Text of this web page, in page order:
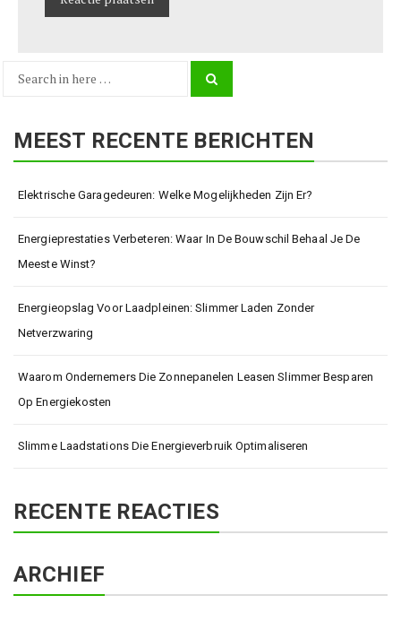
Search
MEEST RECENTE BERICHTEN
Elektrische Garagedeuren: Welke Mogelijkheden Zijn Er?
Energieprestaties Verbeteren: Waar In De Bouwschil Behaal Je De
Meeste Winst?
Energieopslag Voor Laadpleinen: Slimmer Laden Zonder
Netverzwaring
Waarom Ondernemers Die Zonnepanelen Leasen Slimmer Besparen
Op Energiekosten
Slimme Laadstations Die Energieverbruik Optimaliseren
RECENTE REACTIES
ARCHIEF